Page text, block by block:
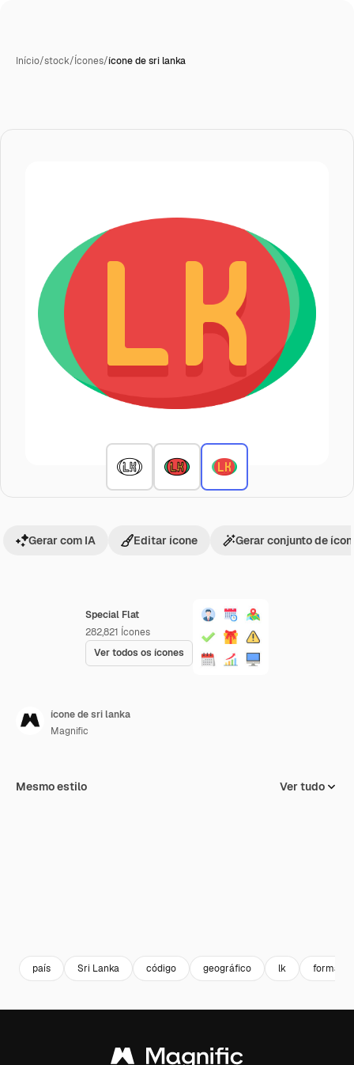
Início/stock/Ícones/ícone de sri lanka
Special Flat
282,821 Ícones
Ver todos os ícones
Gerar com IA Editar ícone Gerar conjunto de
ícone de sri lanka
Magnific
Mesmo estilo Ver tudo
país Sri Lanka código geográfico lk formas